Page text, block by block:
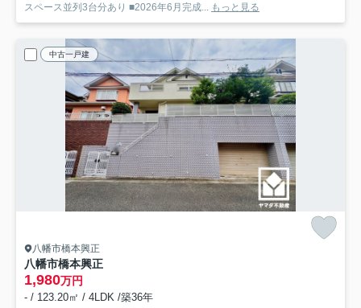
スペース並列3台分あり ■2026年6月完成... もっと見る
中古一戸建
八幡市橋本興正
八幡市橋本興正
1,980万円
- / 123.20㎡ / 4LDK /築36年